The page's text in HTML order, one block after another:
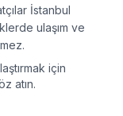
İstanbul
ulaşım ve
için
atın.